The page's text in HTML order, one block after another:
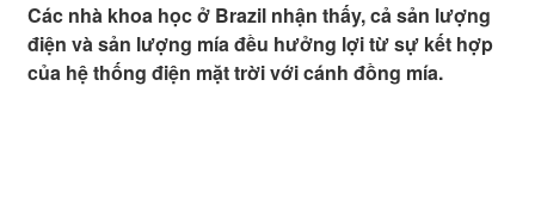
Các nhà khoa học ở Brazil nhận thấy, cả sản lượng
điện và sản lượng mía đều hưởng lợi từ sự kết hợp
của hệ thống điện mặt trời với cánh đồng mía.